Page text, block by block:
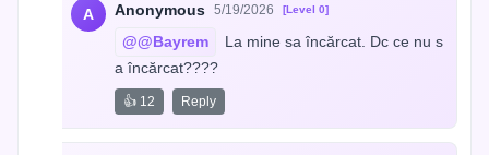
A Anonymous 5/19/2026 [Level 0]
@@Bayrem
La mine sa încărcat. Dc ce nu s
a încărcat????
👍 12 Reply